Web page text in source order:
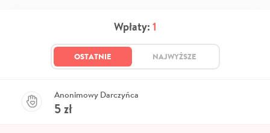
Wpłaty: 1
OSTATNIE NAJWYŻSZE
Anonimowy Darczyńca
5zł